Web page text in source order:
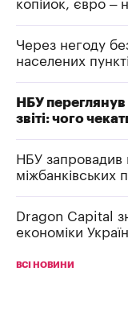
копійок, євро –
Через негоду
населених
НБУ
звіті: чого
НБУ запровадив
міжбанківських
Dragon Capital
економіки
ВСІ НОВИНИ